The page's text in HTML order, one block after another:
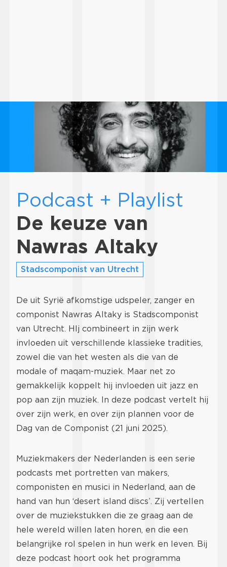
Podcast + Playlist
De keuze van
Nawras Altaky
Stadscomponist van Utrecht
De uit Syrië afkomstige udspeler, zanger en
componist Nawras Altaky is Stadscomponist
van Utrecht. HIj combineert in zijn werk
invloeden uit verschillende klassieke tradities,
zowel die van het westen als die van de
modale of maqam-muziek. Maar net zo
gemakkelijk koppelt hij invloeden uit jazz en
pop aan zijn muziek. In deze podcast vertelt hij
over zijn werk, en over zijn plannen voor de
Dag van de Componist (21 juni 2025).
Muziekmakers der Nederlanden is een serie
podcasts met portretten van makers,
componisten en musici in Nederland, aan de
hand van hun ‘desert island discs’. Zij vertellen
over de muziekstukken die ze graag aan de
hele wereld willen laten horen, en die een
belangrijke rol spelen in hun werk en leven. Bij
deze podcast hoort ook het programma